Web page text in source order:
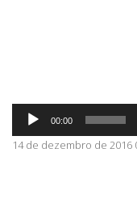
CONTATO
Tocador
áudio
00:00
14 de dezembro de 2016